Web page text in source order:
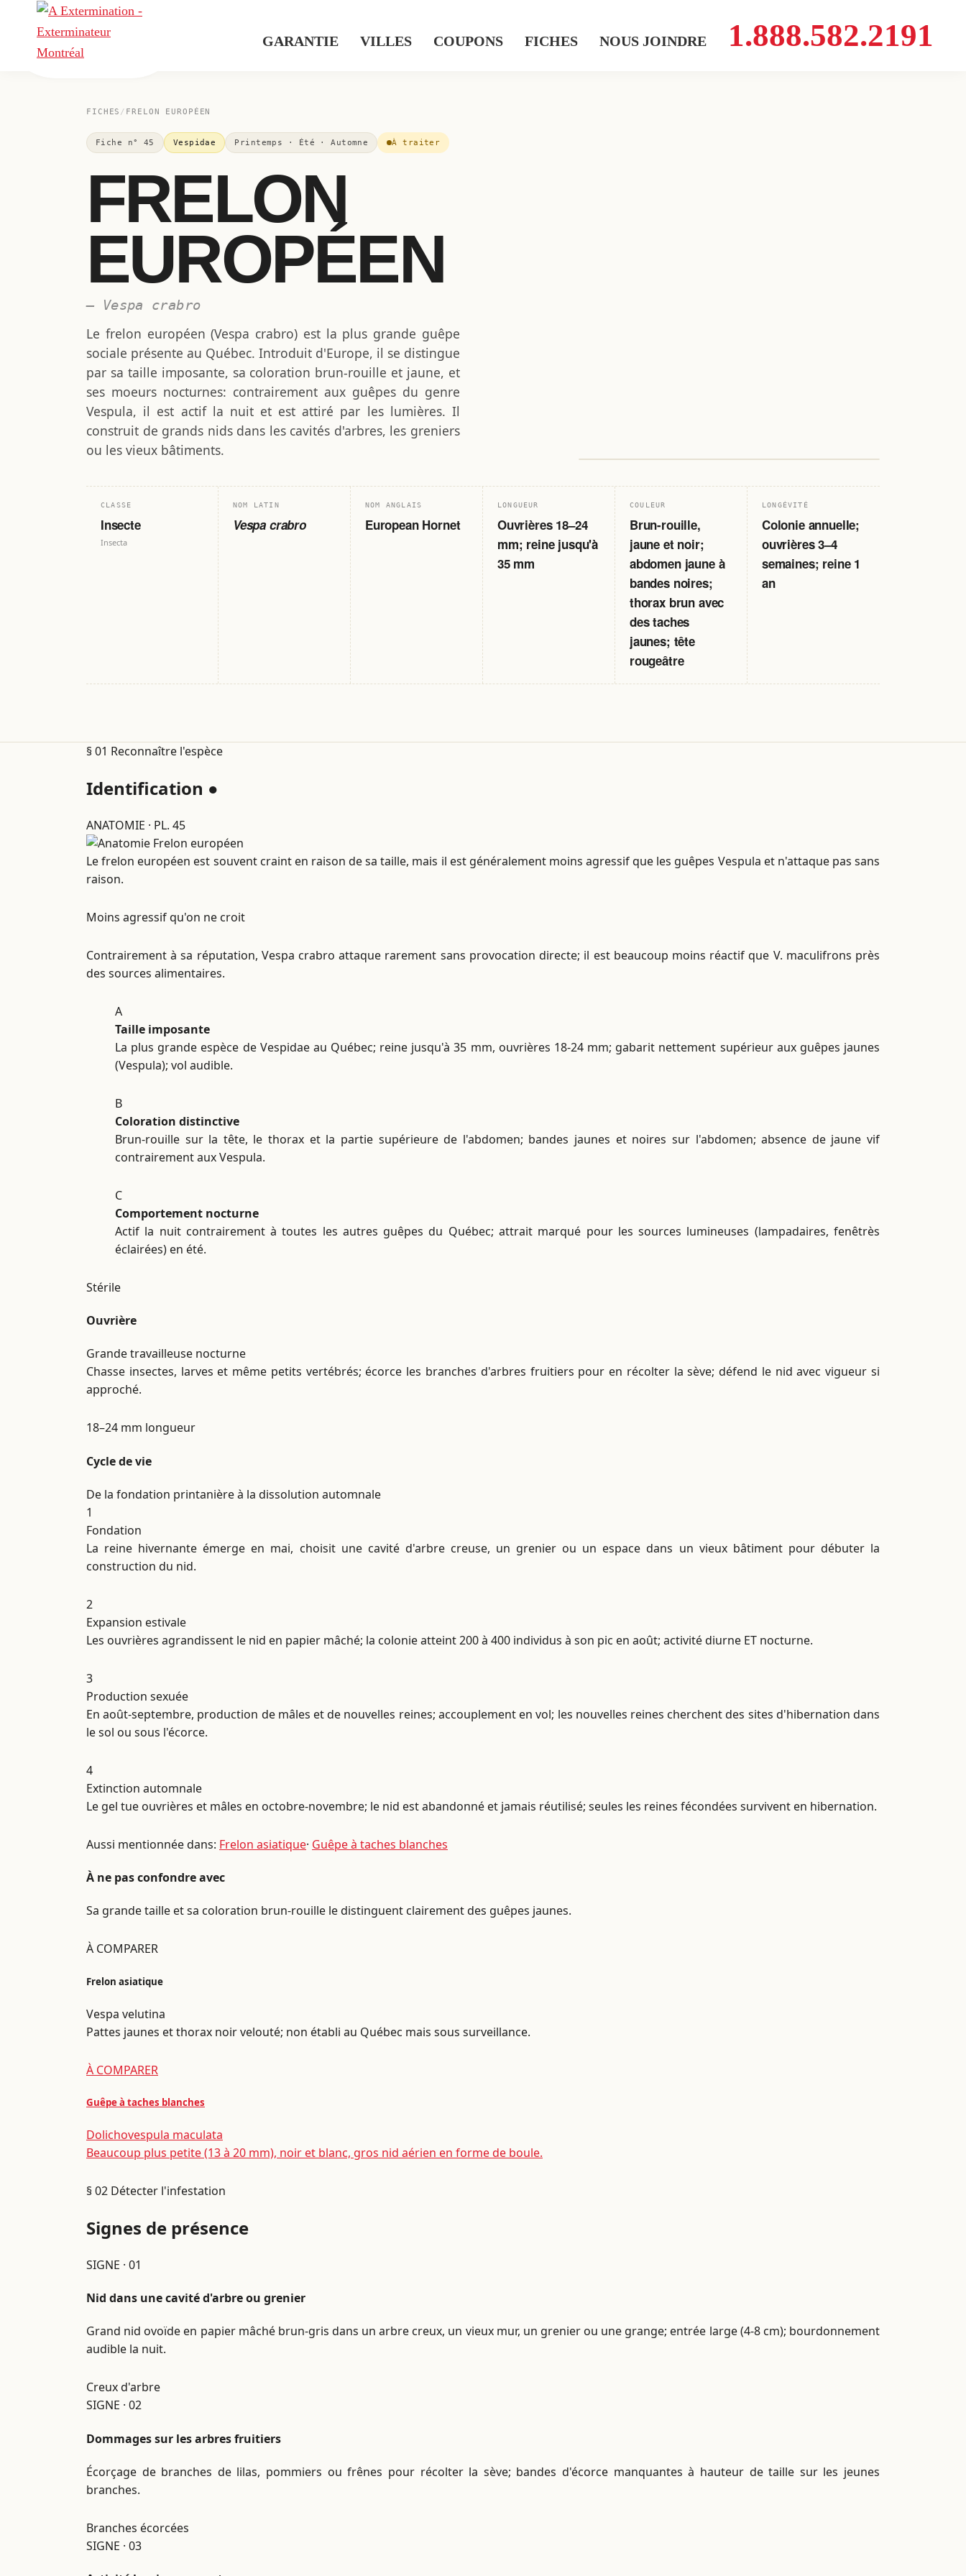
primary
GARANTIE VILLES COUPONS FICHES NOUS JOINDRE 1.888.582.2191
FICHES / FRELON EUROPÉEN
Fiche n° 45 Vespidae Printemps · Été · Automne À traiter
FRELON
EUROPÉEN
— Vespa crabro
Le frelon européen (Vespa crabro) est la plus grande guêpe
sociale présente au Québec. Introduit d'Europe, il se distingue
par sa taille imposante, sa coloration brun-rouille et jaune, et
ses moeurs nocturnes: contrairement aux guêpes du genre
Vespula, il est actif la nuit et est attiré par les lumières. Il
construit de grands nids dans les cavités d'arbres, les greniers
ou les vieux bâtiments.
CLASSE
Insecte
Insecta
NOM LATIN
Vespa crabro
NOM ANGLAIS
European Hornet
LONGUEUR
Ouvrières 18–24
mm; reine jusqu'à
35 mm
COULEUR
Brun-rouille,
jaune et noir;
abdomen jaune à
bandes noires;
thorax brun avec
des taches
jaunes; tête
rougeâtre
LONGÉVITÉ
Colonie annuelle;
ouvrières 3–4
semaines; reine 1
an
§ 01 Reconnaître l'espèce
Identification ●
ANATOMIE · PL. 45
Le frelon européen est souvent craint en raison de sa taille, mais il est généralement moins agressif que les guêpes Vespula et n'attaque pas sans
raison.
Moins agressif qu'on ne croit
Contrairement à sa réputation, Vespa crabro attaque rarement sans provocation directe; il est beaucoup moins réactif que V. maculifrons près
des sources alimentaires.
A
Taille imposante
La plus grande espèce de Vespidae au Québec; reine jusqu'à 35 mm, ouvrières 18-24 mm; gabarit nettement supérieur aux guêpes jaunes
(Vespula); vol audible.
B
Coloration distinctive
Brun-rouille sur la tête, le thorax et la partie supérieure de l'abdomen; bandes jaunes et noires sur l'abdomen; absence de jaune vif
contrairement aux Vespula.
C
Comportement nocturne
Actif la nuit contrairement à toutes les autres guêpes du Québec; attrait marqué pour les sources lumineuses (lampadaires, fenêtrès
éclairées) en été.
Stérile
Ouvrière
Grande travailleuse nocturne
Chasse insectes, larves et même petits vertébrés; écorce les branches d'arbres fruitiers pour en récolter la sève; défend le nid avec vigueur si
approché.
18–24 mm longueur
Cycle de vie
De la fondation printanière à la dissolution automnale
1
Fondation
La reine hivernante émerge en mai, choisit une cavité d'arbre creuse, un grenier ou un espace dans un vieux bâtiment pour débuter la
construction du nid.
2
Expansion estivale
Les ouvrières agrandissent le nid en papier mâché; la colonie atteint 200 à 400 individus à son pic en août; activité diurne ET nocturne.
3
Production sexuée
En août-septembre, production de mâles et de nouvelles reines; accouplement en vol; les nouvelles reines cherchent des sites d'hibernation dans
le sol ou sous l'écorce.
4
Extinction automnale
Le gel tue ouvrières et mâles en octobre-novembre; le nid est abandonné et jamais réutilisé; seules les reines fécondées survivent en hibernation.
Aussi mentionnée dans: Frelon asiatique· Guêpe à taches blanches
À ne pas confondre avec
Sa grande taille et sa coloration brun-rouille le distinguent clairement des guêpes jaunes.
À COMPARER
Frelon asiatique
Vespa velutina
Pattes jaunes et thorax noir velouté; non établi au Québec mais sous surveillance.
À COMPARER
Guêpe à taches blanches
Dolichovespula maculata
Beaucoup plus petite (13 à 20 mm), noir et blanc, gros nid aérien en forme de boule.
§ 02 Détecter l'infestation
Signes de présence
SIGNE · 01
Nid dans une cavité d'arbre ou grenier
Grand nid ovoïde en papier mâché brun-gris dans un arbre creux, un vieux mur, un grenier ou une grange; entrée large (4-8 cm); bourdonnement
audible la nuit.
Creux d'arbre
SIGNE · 02
Dommages sur les arbres fruitiers
Écorçage de branches de lilas, pommiers ou frênes pour récolter la sève; bandes d'écorce manquantes à hauteur de taille sur les jeunes
branches.
Branches écorcées
SIGNE · 03